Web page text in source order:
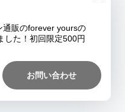
リシー
づく表記
ァッション通販のforever yours